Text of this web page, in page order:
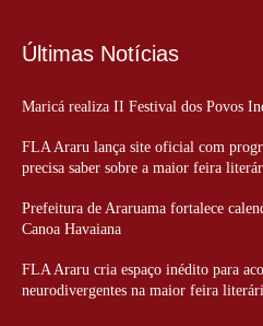
Últimas Notícias
Maricá realiza II Festival dos Povos
FLA Araru lança site oficial com
precisa saber sobre a maior feira
Prefeitura de Araruama fortalece
Canoa Havaiana
FLA Araru cria espaço inédito para
neurodivergentes na maior feira